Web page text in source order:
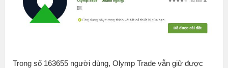
Trong số 163655 người dùng, Olymp Trade vẫn giữ được